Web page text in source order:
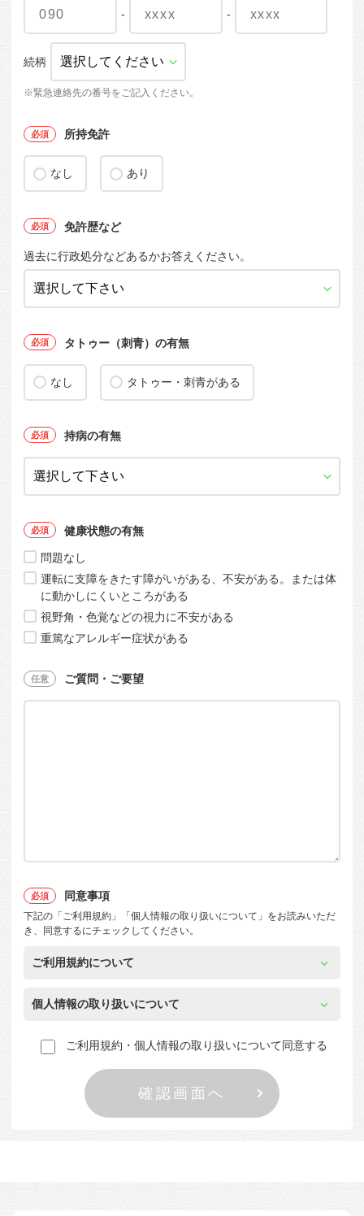
- -
続柄
※緊急連絡先の番号をご記入ください。
所持免許
なし あり
免許歴など
過去に行政処分などあるかお答えください。
タトゥー（刺青）の有無
なし タトゥー・刺青がある
持病の有無
健康状態の有無
問題なし
運転に支障をきたす障がいがある、不安がある。または体
に動かしにくいところがある
視野角・色覚などの視力に不安がある
重篤なアレルギー症状がある
ご質問・ご要望
同意事項
下記の「ご利用規約」「個人情報の取り扱いについて」をお読みいただ
き、同意するにチェックしてください。
ご利用規約について
個人情報の取り扱いについて
ご利用規約・個人情報の取り扱いについて同意する